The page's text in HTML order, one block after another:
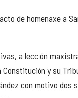
de homenaxe a
a lección
y su
con motivo dos